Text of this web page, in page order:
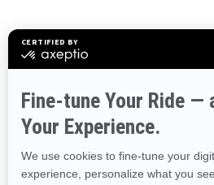
お問い合わせ
キャリア
ディーラーになる
フォローする